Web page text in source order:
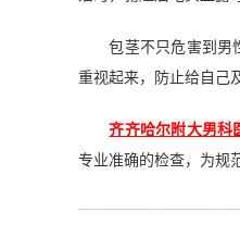
包茎不只危害到男性
重视起来，防止给自己
齐齐哈尔附大男科
专业准确的检查，为规